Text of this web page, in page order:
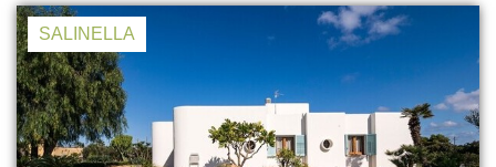
SALINELLA